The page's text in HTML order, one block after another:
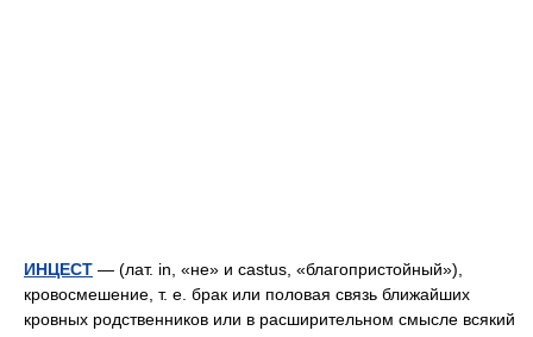
ИНЦЕСТ — (лат. in, «не» и castus, «благопристойный»),
кровосмешение, т. е. брак или половая связь ближайших
кровных родственников или в расширительном смысле всякий